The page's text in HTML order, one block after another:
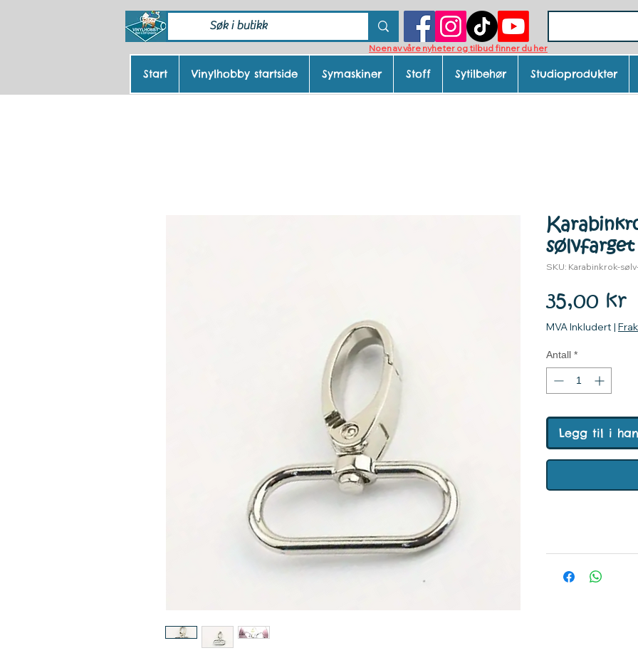
Noen av våre nyheter og tilbud finner du her
SKU: Karabinkrok-
35,00 kr
MVA Inkludert |
Antall *
Legg til i
Start Vinylhobby startside Symaskiner Stoff Sytilbehør Studioprodukter